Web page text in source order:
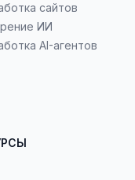
сайтов
ИИ
AI-агентов